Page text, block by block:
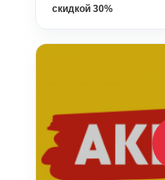
скидкой 30%